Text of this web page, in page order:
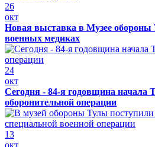
26
окт
Новая выставка в Музее обороны
военных медиках
24
окт
Сегодня - 84-я годовщина начала
оборонительной операции
13
окт